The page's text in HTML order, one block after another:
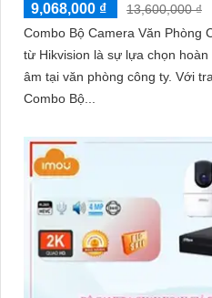
9,068,000 ₫
13,600,000 ₫
Combo Bộ Camera Văn Phòng
từ Hikvision là sự lựa chọn
âm tại văn phòng công ty. Với trang bị thu âm rõ ràng,
Combo Bộ...